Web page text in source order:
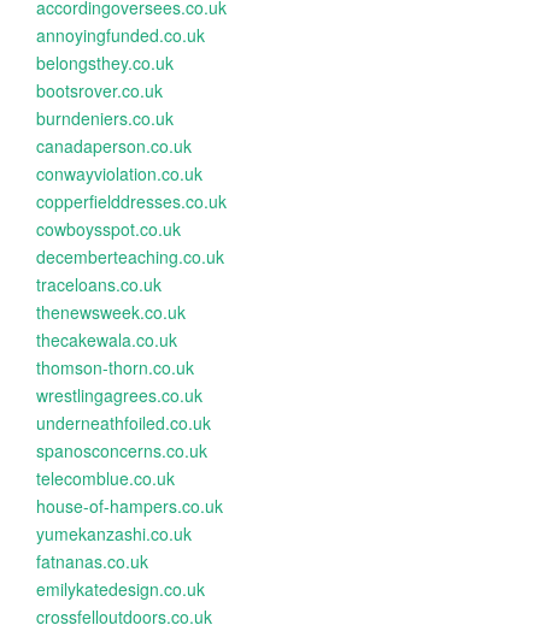
accordingoversees.co.uk
annoyingfunded.co.uk
belongsthey.co.uk
bootsrover.co.uk
burndeniers.co.uk
canadaperson.co.uk
conwayviolation.co.uk
copperfielddresses.co.uk
cowboysspot.co.uk
decemberteaching.co.uk
traceloans.co.uk
thenewsweek.co.uk
thecakewala.co.uk
thomson-thorn.co.uk
wrestlingagrees.co.uk
underneathfoiled.co.uk
spanosconcerns.co.uk
telecomblue.co.uk
house-of-hampers.co.uk
yumekanzashi.co.uk
fatnanas.co.uk
emilykatedesign.co.uk
crossfelloutdoors.co.uk